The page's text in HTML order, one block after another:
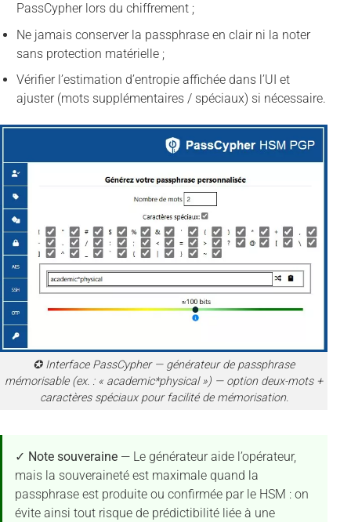
PassCypher lors du chiffrement ;
Ne jamais conserver la passphrase en clair ni la noter
sans protection matérielle ;
Vérifier l’estimation d’entropie affichée dans l’UI et
ajuster (mots supplémentaires / spéciaux) si nécessaire.
✪ Interface PassCypher — générateur de passphrase
mémorisable (ex. : « academic*physical ») — option deux-mots +
caractères spéciaux pour facilité de mémorisation.
✓ Note souveraine — Le générateur aide l’opérateur,
mais la souveraineté est maximale quand la
passphrase est produite ou confirmée par le HSM : on
évite ainsi tout risque de prédictibilité liée à une